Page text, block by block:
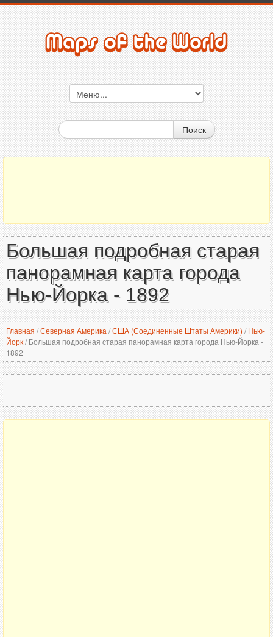
Поиск
Большая подробная старая
панорамная карта города
Нью-Йорка - 1892
Главная /Северная Америка /США (Соединенные Штаты Америки) / Нью-
Йорк/Большая подробная старая панорамная карта города Нью-Йорка -
1892